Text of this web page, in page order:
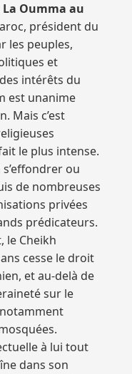
La Oumma au
président du
les peuples,
et
intérêts du
est unanime
Mais c’est
le plus intense.
ou
de nombreuses
privées
prédicateurs.
le Cheikh
cesse le droit
et au-delà de
sur le
à lui tout
dans son